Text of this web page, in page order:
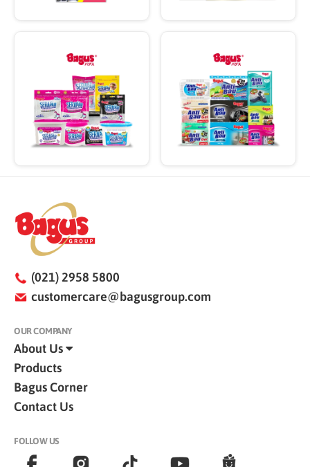
(021) 2958 5800
customercare@bagusgroup.com
OUR COMPANY
About Us
Products
Bagus Corner
Contact Us
FOLLOW US